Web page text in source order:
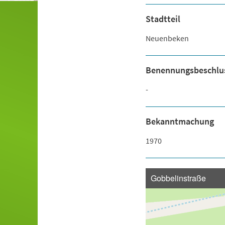
Stadtteil
Neuenbeken
-
Bekanntmachung
1970
Gobbelinstraße